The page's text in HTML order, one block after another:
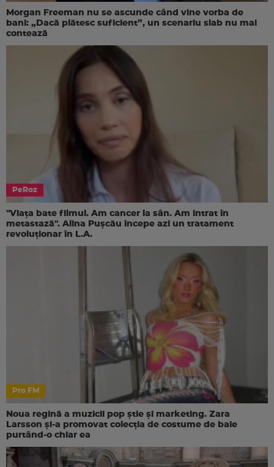
Morgan Freeman nu se ascunde când vine vorba de
bani: „Dacă plătesc suficient”, un scenariu slab nu mai
contează
PeRoz
"Viața bate filmul. Am cancer la sân. Am intrat în
metastază". Alina Pușcău începe azi un tratament
revoluționar în L.A.
Pro FM
Noua regină a muzicii pop știe și marketing. Zara
Larsson și-a promovat colecția de costume de baie
purtând-o chiar ea